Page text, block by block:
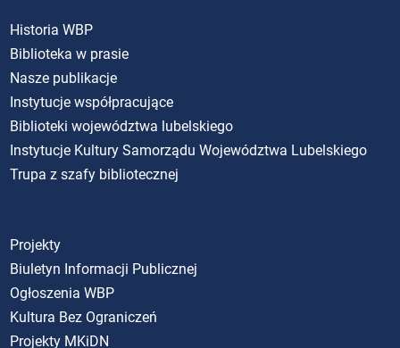
Historia WBP
Biblioteka w prasie
Nasze publikacje
Instytucje współpracujące
Biblioteki województwa lubelskiego
Instytucje Kultury Samorządu Województwa Lubelskiego
Trupa z szafy bibliotecznej
Projekty
Biuletyn Informacji Publicznej
Ogłoszenia WBP
Kultura Bez Ograniczeń
Projekty MKiDN